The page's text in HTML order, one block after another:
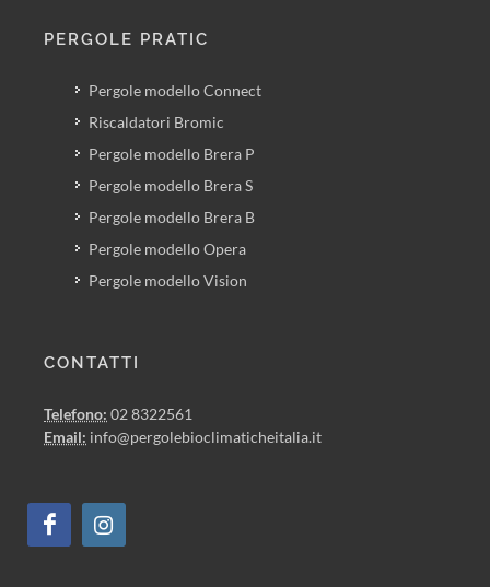
PERGOLE PRATIC
Pergole modello Connect
Riscaldatori Bromic
Pergole modello Brera P
Pergole modello Brera S
Pergole modello Brera B
Pergole modello Opera
Pergole modello Vision
CONTATTI
Telefono: 02 8322561
Email: info@pergolebioclimaticheitalia.it